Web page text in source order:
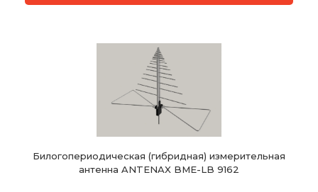
Билогопериодическая (гибридная) измерительная
антенна ANTENAX BME-LB 9162